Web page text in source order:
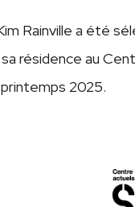
Rainville a été
résidence au
printemps 2025.